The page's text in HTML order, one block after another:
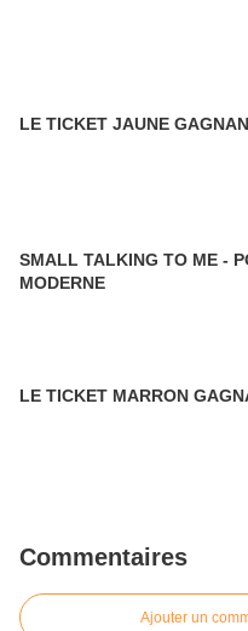
LE TICKET JAUNE
SMALL TALKING TO ME -
MODERNE
LE TICKET MARRON
Commentaires
Ajouter un